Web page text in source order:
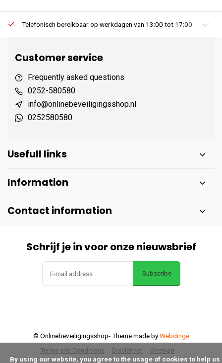
Telefonisch bereikbaar op werkdagen van 13:00 tot 17:00
Customer service
Frequently asked questions
0252-580580
info@onlinebeveiligingsshop.nl
0252580580
Usefull links
Information
Contact information
Schrijf je in voor onze nieuwsbrief
Subscribe
Terms and Conditions Disclaimer Sitemap
© Onlinebeveiligingsshop- Theme made byWebdinge